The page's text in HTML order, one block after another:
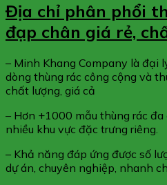
Địa chỉ phân phổi
đạp chân giá rẻ,
– Minh Khang Company là đại
dòng thùng rác công cộng và
chất lượng, giá cả
– Hơn +1000 mẫu thùng rác
nhiều khu vực đặc trưng riêng.
– Khả năng đáp ứng được số
dự án, chuyên nghiệp, nhanh